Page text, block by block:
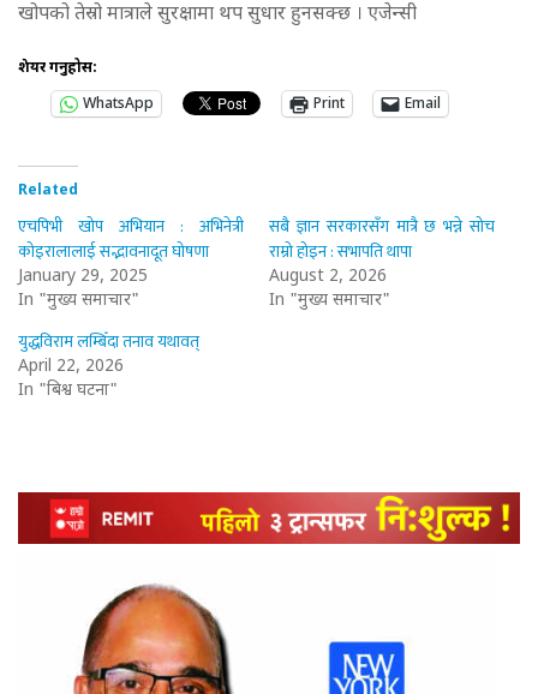
खोपको तेस्रो मात्राले सुरक्षामा थप सुधार हुनसक्छ । एजेन्सी
शेयर गर्नुहोस:
WhatsApp
Print Email
Related
एचपिभी खोप अभियान : अभिनेत्री
कोइरालालाई सद्भावनादूत घोषणा
January 29, 2025
In "मुख्य समाचार"
सबै ज्ञान सरकारसँग मात्रै छ भन्ने सोच
राम्रो होइन : सभापति थापा
August 2, 2026
In "मुख्य समाचार"
युद्धविराम लम्बिँदा तनाव यथावत्
April 22, 2026
In "बिश्व घटना"